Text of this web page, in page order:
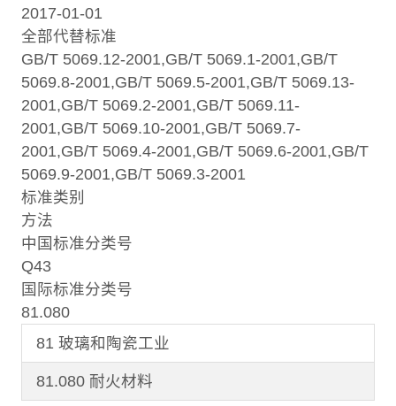
2017-01-01
全部代替标准
GB/T 5069.12-2001,GB/T 5069.1-2001,GB/T
5069.8-2001,GB/T 5069.5-2001,GB/T 5069.13-
2001,GB/T 5069.2-2001,GB/T 5069.11-
2001,GB/T 5069.10-2001,GB/T 5069.7-
2001,GB/T 5069.4-2001,GB/T 5069.6-2001,GB/T
5069.9-2001,GB/T 5069.3-2001
标准类别
方法
中国标准分类号
Q43
国际标准分类号
81.080
81 玻璃和陶瓷工业
81.080 耐火材料